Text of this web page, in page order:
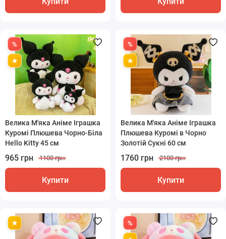
Велика М'яка Аніме Іграшка
Куромі Плюшева Чорно-Біла
Hello Kitty 45 см
965 грн 1100 грн
Купити
Велика М'яка Аніме Іграшка
Плюшева Куромі в Чорно
Золотій Сукні 60 см
1760 грн 2100 грн
Купити